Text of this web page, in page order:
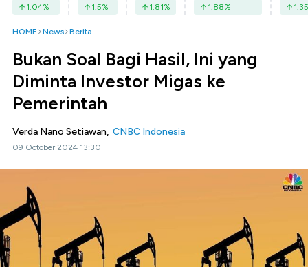
1.04% 1.5% 1.81% 1.88% 1.35
HOME News Berita
Bukan Soal Bagi Hasil, Ini yang
Diminta Investor Migas ke
Pemerintah
Verda Nano Setiawan, CNBC Indonesia
09 October 2024 13:30